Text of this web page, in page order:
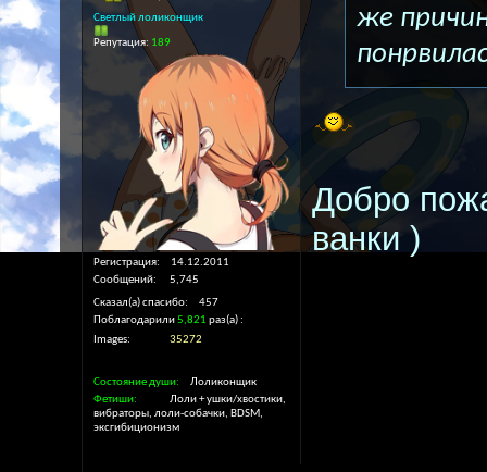
Светлый лоликонщик
Репутация: 189
Регистрация
14.12.2011
Сообщений
5,745
Сказал(а) спасибо
457
Поблагодарили5,821 раз(а)
Images
35272
Состояние души
Лоликонщик
Фетиши
Лоли + ушки/хвостики,
вибраторы, лоли-собачки, BDSM,
эксгибиционизм
же
Добро
ванки )